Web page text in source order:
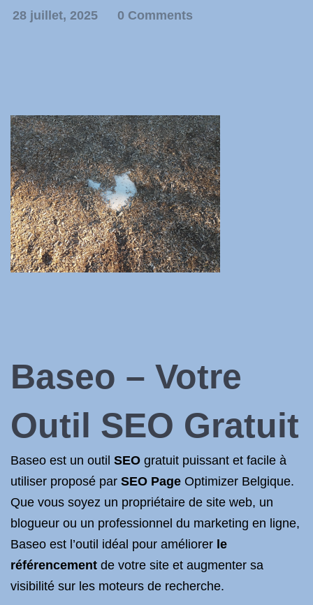
28 juillet, 2025 0 Comments
Baseo – Votre
Outil SEO Gratuit
Baseo est un outil SEO gratuit puissant et facile à
utiliser proposé par SEO Page Optimizer Belgique.
Que vous soyez un propriétaire de site web, un
blogueur ou un professionnel du marketing en ligne,
Baseo est l’outil idéal pour améliorer le
référencement de votre site et augmenter sa
visibilité sur les moteurs de recherche.